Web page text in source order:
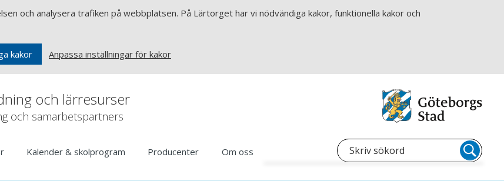
och analysera trafiken på webbplatsen. På Lärtorget har vi nödvändiga kakor, funktionella kakor och
kakor Anpassa inställningar för kakor
och lärresurser
och samarbetspartners
Kalender & skolprogram Producenter Om oss